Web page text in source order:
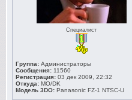
Специалист
Группа: Администраторы
Сообщения: 11560
Регистрация: 03 дек 2009, 22:32
Откуда: MO/DK
Модель 3DO: Panasonic FZ-1 NTSC-U